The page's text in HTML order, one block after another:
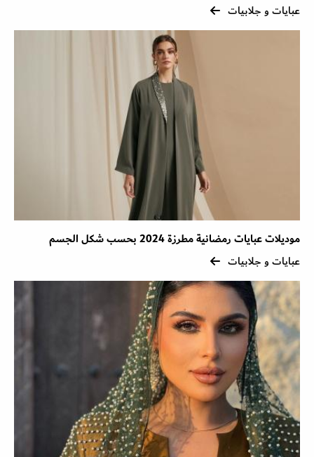
عبايات و جلابيات
موديلات عبايات رمضانية مطرزة 2024 بحسب شكل الجسم
عبايات و جلابيات